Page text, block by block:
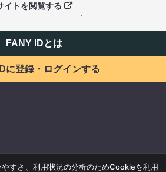
イトを閲覧する
FANY IDとは
に登録・ログインする
すさ、利用状況の分析のためCookieを利用